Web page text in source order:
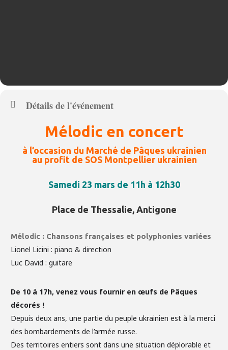
Détails de l'événement
Mélodic en concert
à l’occasion du Marché de Pâques ukrainien
au profit de SOS Montpellier ukrainien
Samedi 23 mars de 11h à 12h30
Place de Thessalie, Antigone
Mélodic : Chansons françaises et polyphonies variées
Lionel Licini : piano & direction
Luc David : guitare
De 10 à 17h, venez vous fournir en œufs de Pâques
décorés !
Depuis deux ans, une partie du peuple ukrainien est à la merci
des bombardements de l’armée russe.
Des territoires entiers sont dans une situation déplorable et